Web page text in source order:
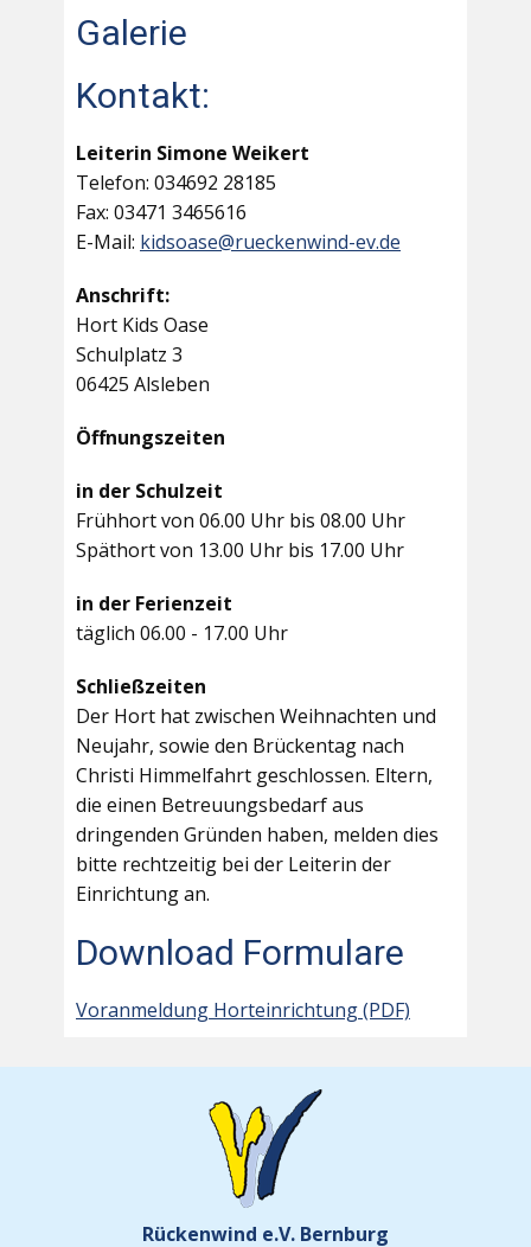
Galerie
Kontakt:
Leiterin Simone Weikert
Telefon: 034692 28185
Fax: 03471 3465616
E-Mail: kidsoase@rueckenwind-ev.de
Anschrift:
Hort Kids Oase
Schulplatz 3
06425 Alsleben
Öffnungszeiten
in der Schulzeit
Frühhort von 06.00 Uhr bis 08.00 Uhr
Späthort von 13.00 Uhr bis 17.00 Uhr
in der Ferienzeit
täglich 06.00 - 17.00 Uhr
Schließzeiten
Der Hort hat zwischen Weihnachten und
Neujahr, sowie den Brückentag nach
Christi Himmelfahrt geschlossen. Eltern,
die einen Betreuungsbedarf aus
dringenden Gründen haben, melden dies
bitte rechtzeitig bei der Leiterin der
Einrichtung an.
Download Formulare
Voranmeldung Horteinrichtung (PDF)
Rückenwind e.V. Bernburg